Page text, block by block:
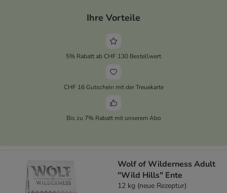
Ihre Vorteile
5% Rabatt ab CHF 130 Bestellwert
CHF 16 Gutschein mit der Treuekarte
Bis zu 7% Rabatt mit unserem Abo
Wolf of Wilderness Adult
"Wild Hills" Ente
12 kg (neue Rezeptur)